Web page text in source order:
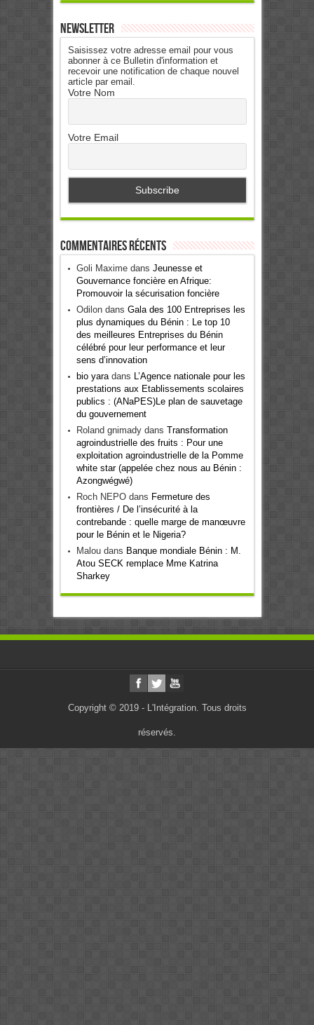
Newsletter
Saisissez votre adresse email pour vous
abonner à ce Bulletin d'information et
recevoir une notification de chaque nouvel
article par email.
Votre Nom
Votre Email
Commentaires récents
Goli Maximedans Jeunesse et
Gouvernance foncière en Afrique:
Promouvoir la sécurisation foncière
Odilondans Gala des 100 Entreprises les
plus dynamiques du Bénin : Le top 10
des meilleures Entreprises du Bénin
célébré pour leur performance et leur
sens d’innovation
bio yaradans
L’Agence nationale pour les
prestations aux Etablissements scolaires
publics : (ANaPES)Le plan de sauvetage
du gouvernement
Roland gnimadydans Transformation
agroindustrielle des fruits : Pour une
exploitation agroindustrielle de la Pomme
white star (appelée chez nous au Bénin :
Azongwégwé)
Roch NEPOdans Fermeture des
frontières / De l’insécurité à la
contrebande : quelle marge de manœuvre
pour le Bénin et le Nigeria?
Maloudans Banque mondiale Bénin : M.
Atou SECK remplace Mme Katrina
Sharkey
Copyright © 2019 - L'Intégration. Tous droits
réservés.